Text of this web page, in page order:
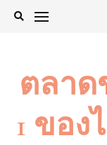
Skip
ตลา
1 ของ